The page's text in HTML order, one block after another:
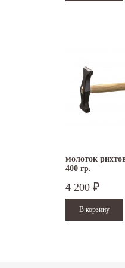
молоток
400 гр.
4 200 ₽